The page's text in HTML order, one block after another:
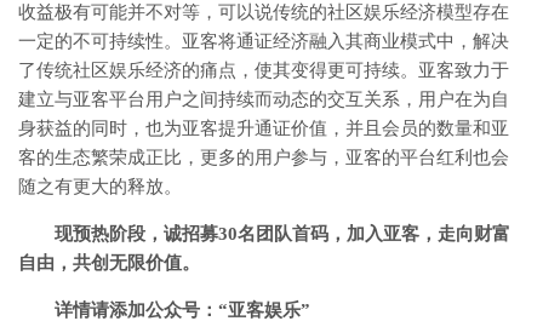
收益极有可能并不对等，可以说传统的社区娱乐经济模型存在
一定的不可持续性。亚客将通证经济融入其商业模式中，解决
了传统社区娱乐经济的痛点，使其变得更可持续。亚客致力于
建立与亚客平台用户之间持续而动态的交互关系，用户在为自
身获益的同时，也为亚客提升通证价值，并且会员的数量和亚
客的生态繁荣成正比，更多的用户参与，亚客的平台红利也会
随之有更大的释放。
现预热阶段，诚招募30名团队首码，加入亚客，走向财富
自由，共创无限价值。
详情请添加公众号：“亚客娱乐”